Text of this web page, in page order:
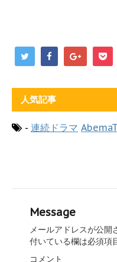
人気記事
- 連続ドラマ
Message
メールアドレスが公開
付いている欄は必須項
コメント